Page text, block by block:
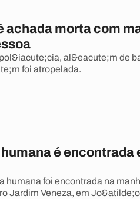
achada morta com
al&eacute;m de
foi atropelada.
é encontrada
humana foi encontrada na
Jardim Veneza, em